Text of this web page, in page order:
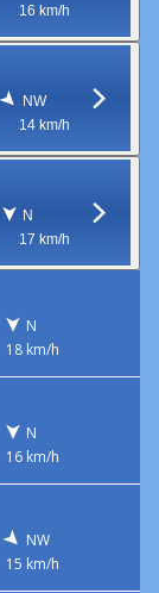
16 km/h
NW
14 km/h
N
17 km/h
N
18 km/h
N
16 km/h
NW
15 km/h